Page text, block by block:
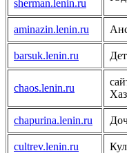
sherman.lenin.ru
aminazin.lenin.ru
barsuk.lenin.ru
chaos.lenin.ru
chapurina.lenin.ru
cultrev.lenin.ru